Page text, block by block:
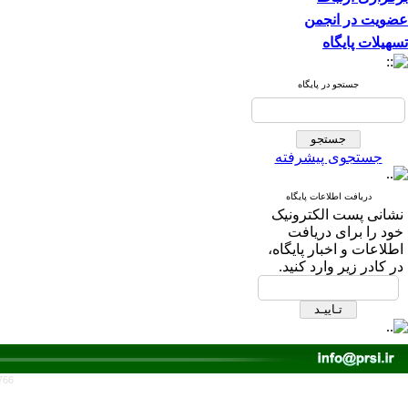
عضویت در انجمن
تسهیلات پایگاه
جستجو در پایگاه
جستجوی پیشرفته
دریافت اطلاعات پایگاه
نشانی پست الکترونیک
خود را برای دریافت
اطلاعات و اخبار پایگاه،
در کادر زیر وارد کنید.